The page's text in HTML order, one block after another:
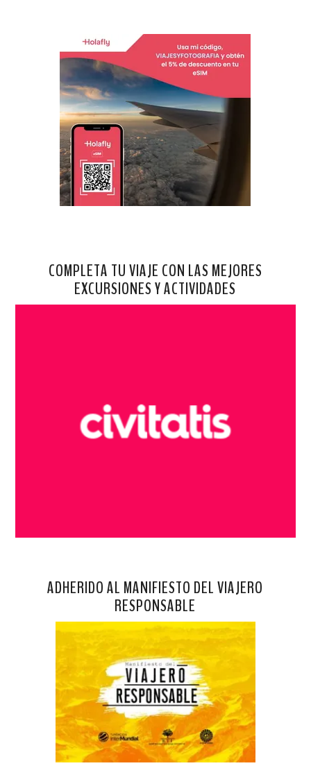
COMPLETA TU VIAJE CON LAS MEJORES
EXCURSIONES Y ACTIVIDADES
ADHERIDO AL MANIFIESTO DEL VIAJERO
RESPONSABLE